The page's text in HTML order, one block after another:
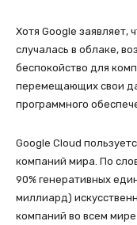
Хотя Google заявляет,
случалась в облаке,
беспокойство для
перемещающих свои
программного
Google Cloud
компаний мира. По
90% генеративных
миллиард)
компаний во всем мире